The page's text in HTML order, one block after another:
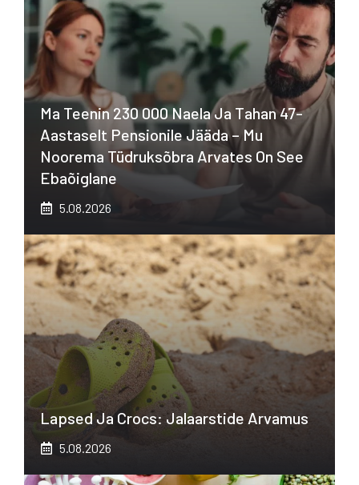
Ma Teenin 230 000 Naela Ja Tahan 47-
Aastaselt Pensionile Jääda – Mu
Noorema Tüdruksõbra Arvates On See
Ebaõiglane
5.08.2026
Lapsed Ja Crocs: Jalaarstide Arvamus
5.08.2026